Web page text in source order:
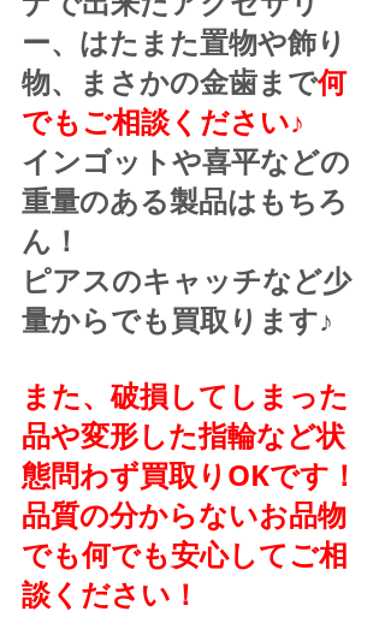
ー、はたまた置物や飾り
物、まさかの金歯まで何
でもご相談ください♪
インゴットや喜平などの
重量のある製品はもちろ
ん！
ピアスのキャッチなど少
量からでも買取ります♪
また、破損してしまった
品や変形した指輪など状
態問わず買取りOKです！
品質の分からないお品物
でも何でも安心してご相
談ください！